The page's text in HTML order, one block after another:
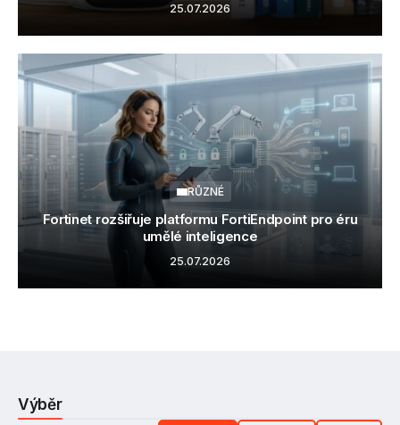
25.07.2026
RŮZNÉ
Fortinet rozšiřuje platformu FortiEndpoint pro éru
umělé inteligence
25.07.2026
Výběr